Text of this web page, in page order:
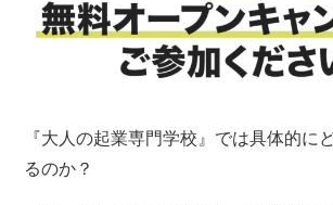
『大人の起業専門学校』では具体的に
るのか？